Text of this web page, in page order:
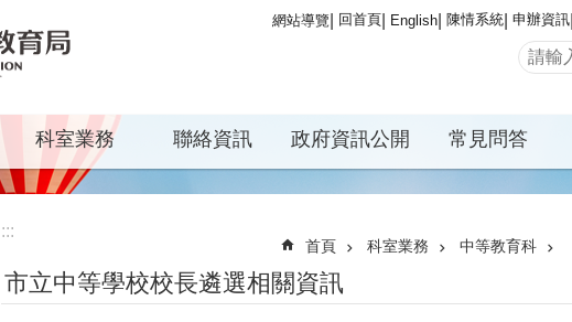
網站導覽 回首頁 English 陳情系統 申辦資訊
科室業務 聯絡資訊 政府資訊公開 常見問答
:::
首頁 科室業務 中等教育科
市立中等學校校長遴選相關資訊